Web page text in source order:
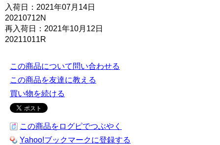
入荷日：2021年07月14日
20210712N
再入荷日：2021年10月12日
20211011R
この商品について問い合わせる
この商品を友達に教える
買い物を続ける
この商品をログピでつぶやく
Yahoo!ブックマークに登録する